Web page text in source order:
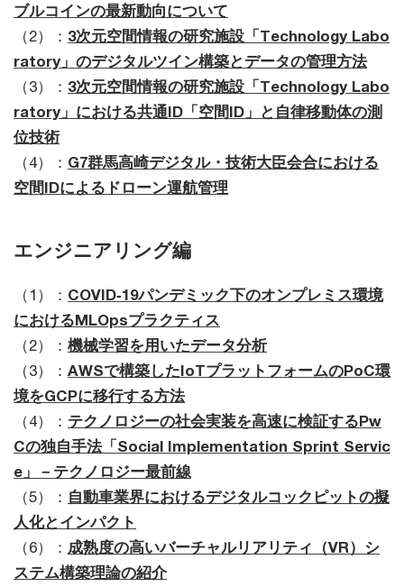
ブルコインの最新動向について
（2）： 3次元空間情報の研究施設「Technology Labo
ratory」のデジタルツイン構築とデータの管理方法
（3）： 3次元空間情報の研究施設「Technology Labo
ratory」における共通ID「空間ID」と自律移動体の測
位技術
（4）： G7群馬高崎デジタル・技術大臣会合における
空間IDによるドローン運航管理
エンジニアリング編
（1）： COVID‐19パンデミック下のオンプレミス環境
におけるMLOpsプラクティス
（2）： 機械学習を用いたデータ分析
（3）： AWSで構築したIoTプラットフォームのPoC環
境をGCPに移行する方法
（4）： テクノロジーの社会実装を高速に検証するPw
Cの独自手法「Social Implementation Sprint Servic
e」－テクノロジー最前線
（5）： 自動車業界におけるデジタルコックピットの擬
人化とインパクト
（6）： 成熟度の高いバーチャルリアリティ（VR）シ
ステム構築理論の紹介